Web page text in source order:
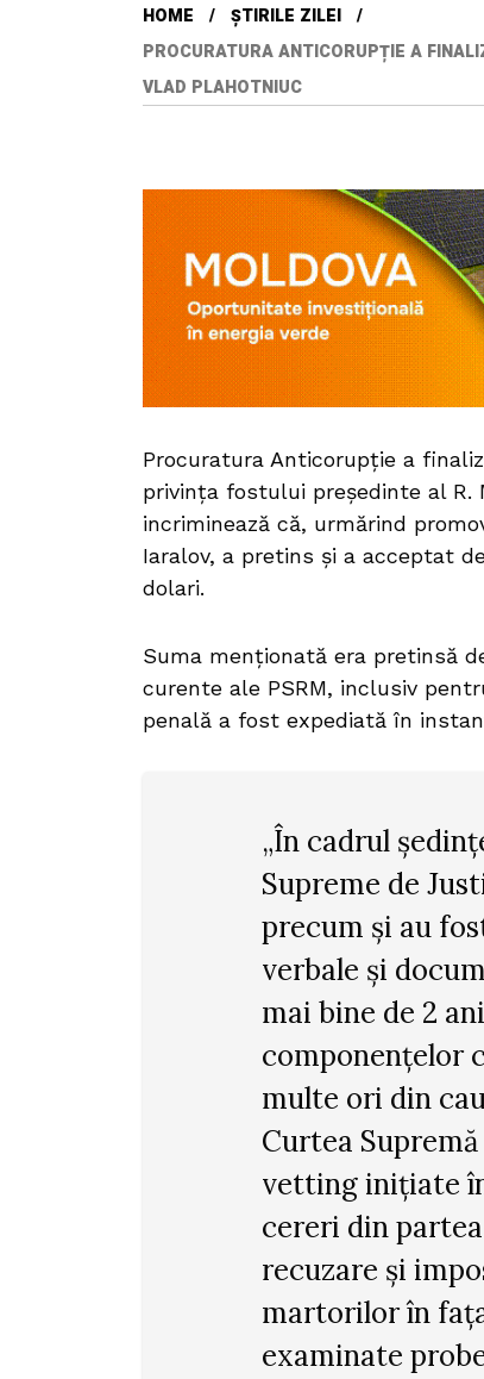
HOME
ȘTIRILE ZILEI
PROCURATURA ANTICORUPȚIE A
VLAD PLAHOTNIUC
Procuratura Anticorupție a
privința fostului președinte al R.
incriminează că, urmărind
Iaralov, a pretins și a acceptat
dolari.
Suma menționată era pretinsă
curente ale PSRM, inclusiv
penală a fost expediată în
„În cadrul
Supreme de
precum și au
verbale și
mai bine de 2
componențelor
multe ori din
Curtea
vetting inițiate
cereri din
recuzare și
martorilor în
examinate